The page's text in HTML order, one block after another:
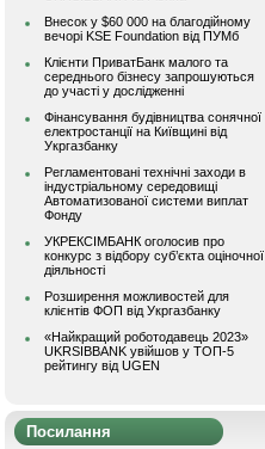
Внесок у $60 000 на благодійному
вечорі KSE Foundation від ПУМб
Клієнти ПриватБанк малого та
середнього бізнесу запрошуються
до участі у дослідженні
Фінансування будівництва сонячної
електростанції на Київщині від
Укргазбанку
Регламентовані технічні заходи в
індустріальному середовищі
Автоматизованої системи виплат
Фонду
УКРЕКСІМБАНК оголосив про
конкурс з відбору суб’єкта оціночної
діяльності
Розширення можливостей для
клієнтів ФОП від Укргазбанку
«Найкращий роботодавець 2023»
UKRSIBBANK увійшов у ТОП-5
рейтингу від UGEN
Посилання